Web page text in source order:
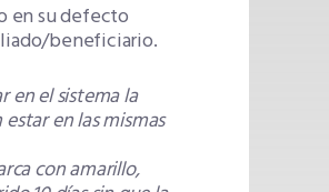
en su defecto
beneficiario.
en el sistema la
en las mismas
con amarillo,